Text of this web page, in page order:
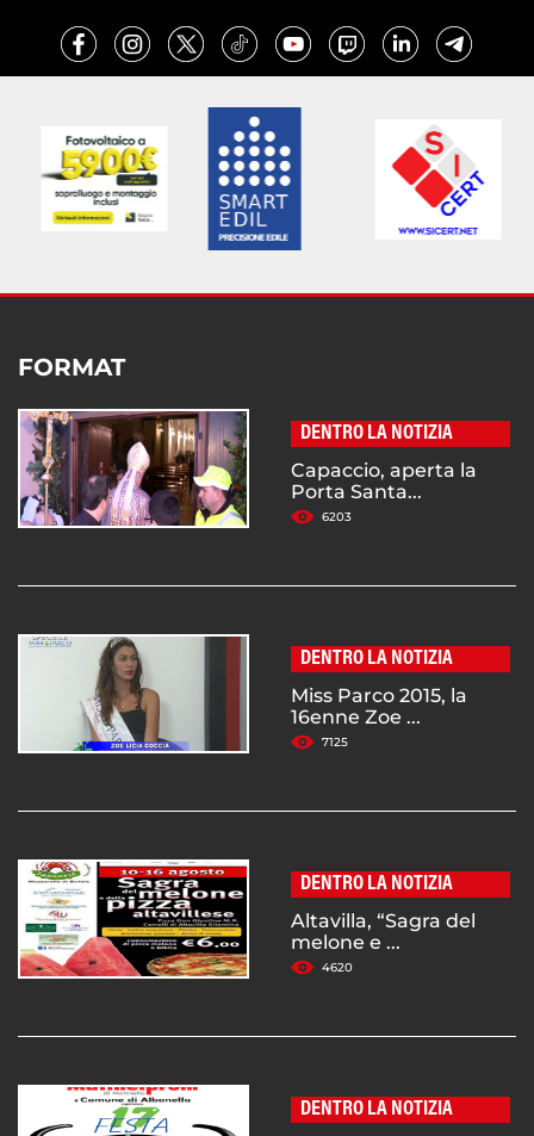
FORMAT
DENTRO LA NOTIZIA
Capaccio, aperta la
Porta Santa...
6203
DENTRO LA NOTIZIA
Miss Parco 2015, la
16enne Zoe ...
7125
DENTRO LA NOTIZIA
Altavilla, “Sagra del
melone e ...
4620
DENTRO LA NOTIZIA